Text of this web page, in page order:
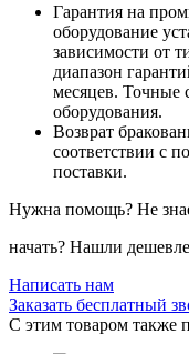
Гарантия на
оборудование
зависимости от
диапазон
месяцев. Точные
оборудования.
Возврат
соответствии с
поставки.
Нужна помощь? Не
начать? Нашли
Написать нам
Заказать бесплатный
С этим товаром также